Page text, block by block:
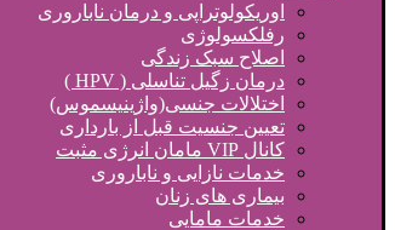
اوریکولوتراپی و درمان ناباروری
رفلکسولوژی
اصلاح سبک زندگی
درمان زگیل تناسلی ( HPV )
اختلالات جنسی(واژینیسموس)
تعیین جنسیت قبل از بارداری
کانال VIP مامان انرژی مثبت
خدمات نازایی و ناباروری
بیماری های زنان
خدمات مامایی